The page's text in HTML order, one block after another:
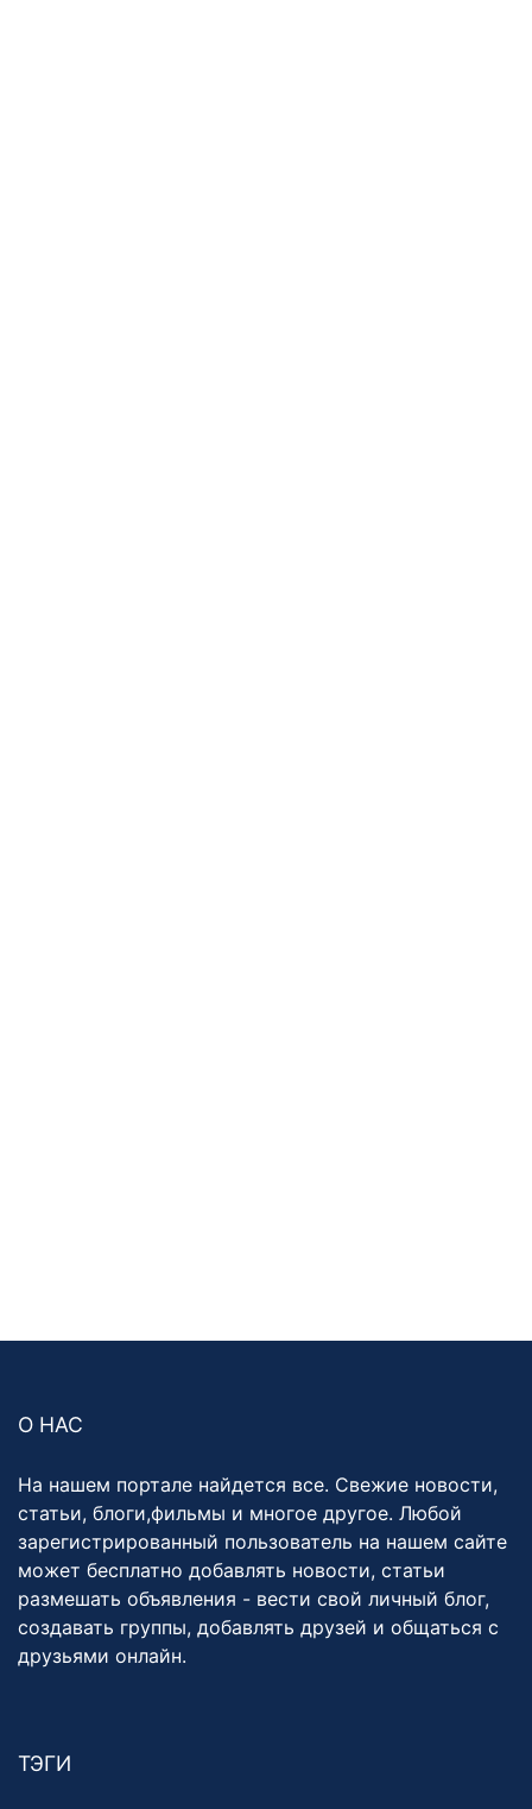
О НАС
На нашем портале найдется все. Свежие новости,
статьи, блоги,фильмы и многое другое. Любой
зарегистрированный пользователь на нашем сайте
может бесплатно добавлять новости, статьи
размешать объявления - вести свой личный блог,
создавать группы, добавлять друзей и общаться с
друзьями онлайн.
ТЭГИ